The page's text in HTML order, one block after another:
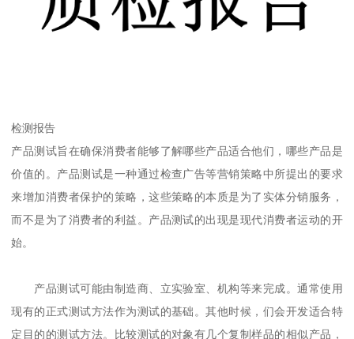
检测报告
产品测试旨在确保消费者能够了解哪些产品适合他们，哪些产品是
价值的。产品测试是一种通过检查广告等营销策略中所提出的要求
来增加消费者保护的策略，这些策略的本质是为了实体分销服务，
而不是为了消费者的利益。产品测试的出现是现代消费者运动的开
始。
产品测试可能由制造商、立实验室、机构等来完成。通常使用
现有的正式测试方法作为测试的基础。其他时候，们会开发适合特
定目的的测试方法。比较测试的对象有几个复制样品的相似产品，